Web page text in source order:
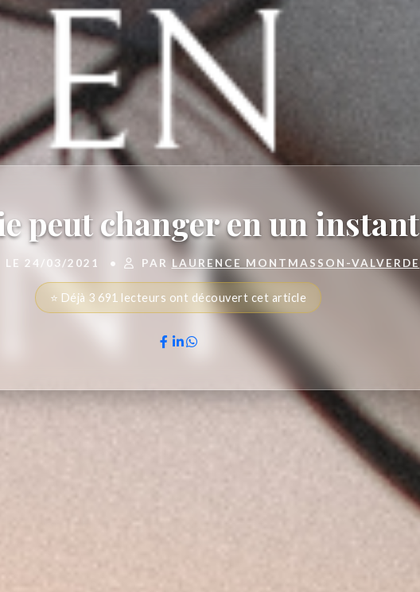
peut changer en un instant
LE 24/03/2021 • PAR LAURENCE MONTMASSON-VALVERDE
⭐ Déjà 3 691 lecteurs ont découvert cet article